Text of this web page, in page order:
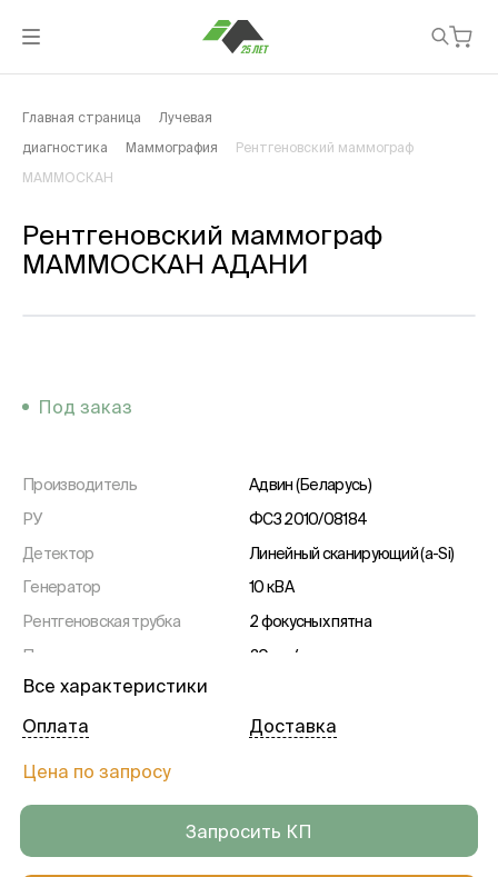
Главная страница Лучевая
диагностика Маммография Рентгеновский маммограф
МАММОСКАН
Рентгеновский маммограф
МАММОСКАН АДАНИ
Под заказ
Производитель
Адвин (Беларусь)
РУ
ФСЗ 2010/08184
Детектор
Линейный сканирующий (a-Si)
Генератор
10 кВА
Рентгеновская трубка
2 фокусных пятна
Пространственное
разрешение
20 п.л./мм
Все характеристики
Цена по запросу
Оплата Доставка
Запросить КП